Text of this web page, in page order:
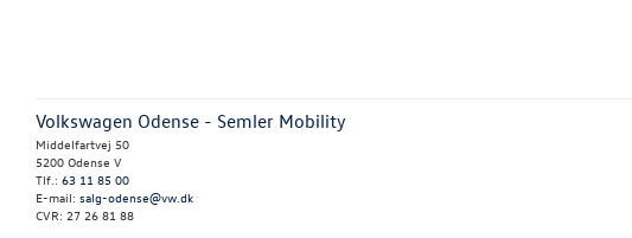
Volkswagen Odense - Semler Mobility
Middelfartvej 50
5200 Odense V
Tlf.: 63 11 85 00
E-mail: salg-odense@vw.dk
CVR: 27 26 81 88